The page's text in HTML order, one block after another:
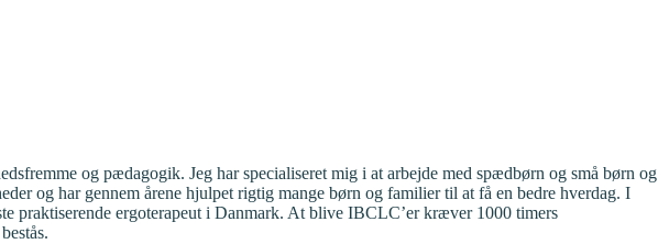
og pædagogik. Jeg har specialiseret mig i at arbejde med spædbørn og små børn og
og har gennem årene hjulpet rigtig mange børn og familier til at få en bedre hverdag. I
praktiserende ergoterapeut i Danmark. At blive IBCLC’er kræver 1000 timers